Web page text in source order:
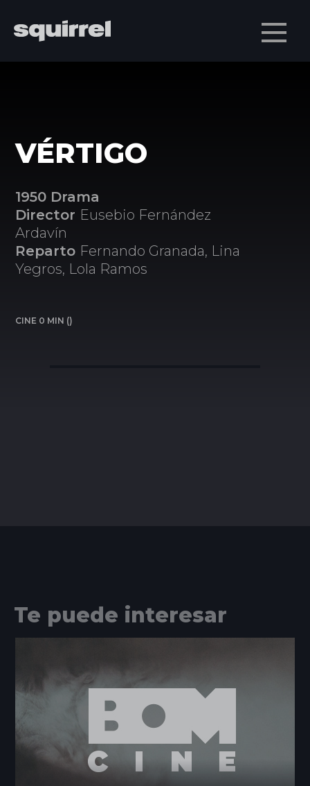
VÉRTIGO
1950 Drama
Director Eusebio Fernández
Ardavín
Reparto Fernando Granada, Lina
Yegros, Lola Ramos
CINE 0 MIN ()
Te puede interesar